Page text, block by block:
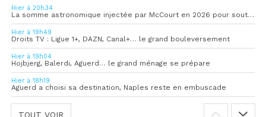
Hier à 20h34
La somme astronomique injectée par McCourt en 2026 pour soutenir l’OM
Hier à 19h49
Droits TV : Ligue 1+, DAZN, Canal+… le grand bouleversement
Hier à 19h04
Hojbjerg, Balerdi, Aguerd… le grand ménage se prépare
Hier à 18h19
Aguerd a choisi sa destination, Naples reste en embuscade
TOUT VOIR